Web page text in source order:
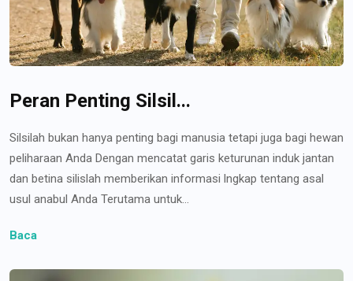
Peran Penting Silsil...
Silsilah bukan hanya penting bagi manusia tetapi juga bagi hewan
peliharaan Anda Dengan mencatat garis keturunan induk jantan
dan betina silislah memberikan informasi lngkap tentang asal
usul anabul Anda Terutama untuk...
Baca